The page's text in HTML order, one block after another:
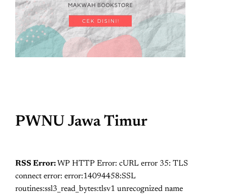
PWNU Jawa Timur
RSS Error: WP HTTP Error: cURL error 35: TLS
connect error: error:14094458:SSL
routines:ssl3_read_bytes:tlsv1 unrecognized name